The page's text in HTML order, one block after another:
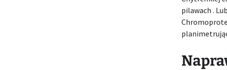
pilawach .